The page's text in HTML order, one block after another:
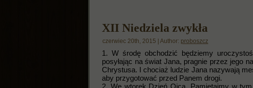
XII Niedziela zwykła
czerwiec 20th, 2015 | Author: proboszcz
1. W środę obchodzić będziemy
posyłając na świat Jana, pragnie przez jego
Chrystusa. I chociaż ludzie Jana nazywają
aby przygotować przed Panem drogi.
2. We wtorek Dzień Ojca. Pamiętajmy w